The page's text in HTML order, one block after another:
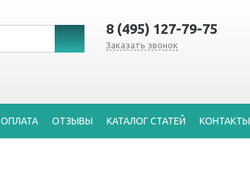
8 (495) 127-79-75
Заказать звонок
ОПЛАТА ОТЗЫВЫ КАТАЛОГ СТАТЕЙ КОНТАКТЫ